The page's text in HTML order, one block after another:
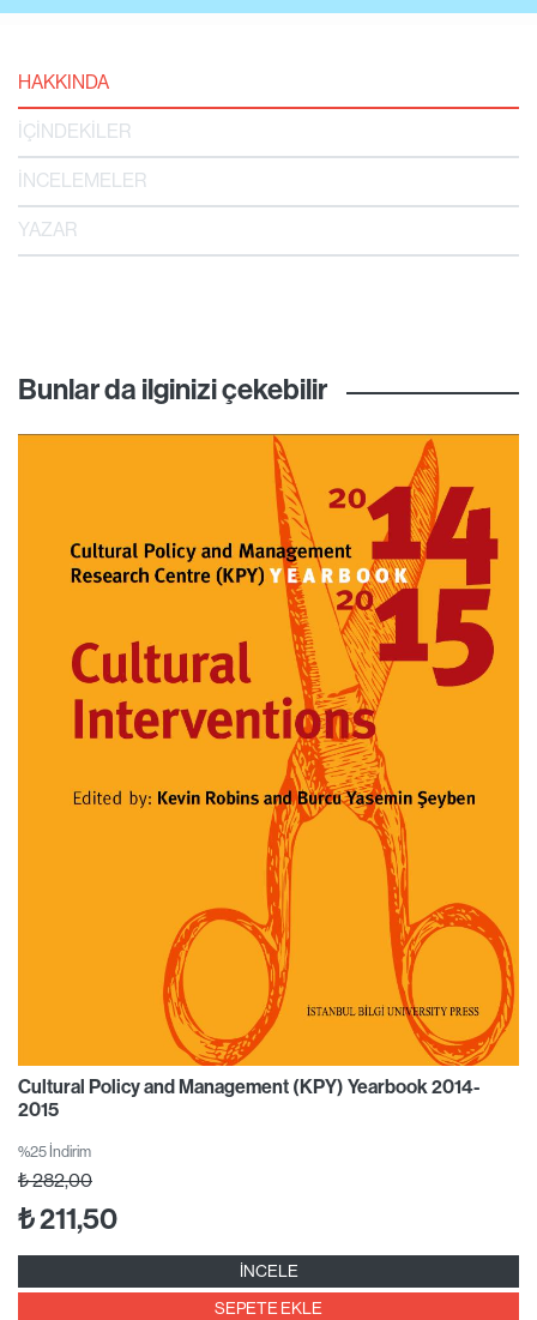
HAKKINDA
İÇİNDEKİLER
İNCELEMELER
YAZAR
Bunlar da ilginizi çekebilir
Cultural Policy and Management (KPY) Yearbook 2014-
2015
%25 İndirim
₺282,00
₺211,50
İNCELE
SEPETE EKLE